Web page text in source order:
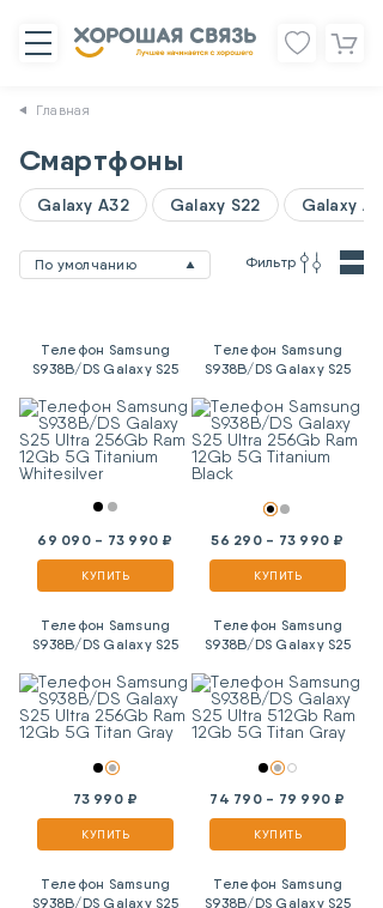
Главная
Смартфоны
Galaxy A32 Galaxy S22 Galaxy
По умолчанию Фильтр
Телефон Samsung
S938B/DS Galaxy S25
5G Titanium Whitesilver
69 090 - 73 990 ₽
КУПИТЬ
Телефон Samsung
S938B/DS Galaxy S25
5G Titanium Black
56 290 - 73 990 ₽
КУПИТЬ
Телефон Samsung
S938B/DS Galaxy S25
5G Titan Gray
73 990 ₽
КУПИТЬ
Телефон Samsung
S938B/DS Galaxy S25
5G Titan Gray
74 790 - 79 990 ₽
КУПИТЬ
Телефон Samsung
S938B/DS Galaxy S25
Телефон Samsung
S938B/DS Galaxy S25